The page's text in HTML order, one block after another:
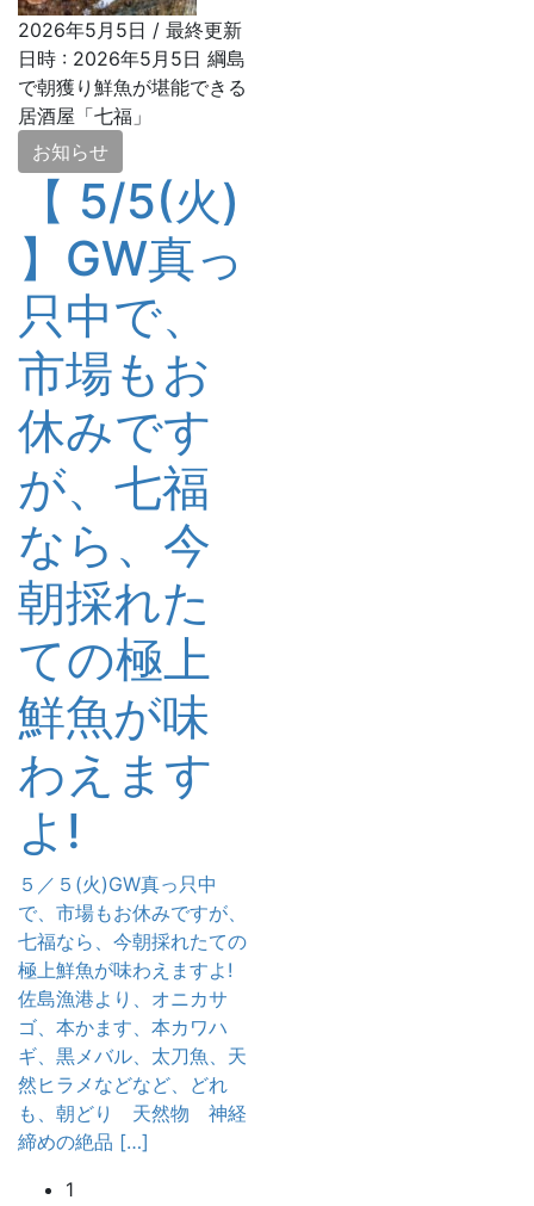
2026年5月5日 / 最終更新
日時 : 2026年5月5日 綱島
で朝獲り鮮魚が堪能できる
居酒屋「七福」
お知らせ
【 5/5(火)
】GW真っ
只中で、
市場もお
休みです
が、七福
なら、今
朝採れた
ての極上
鮮魚が味
わえます
よ!
５／５(火)GW真っ只中
で、市場もお休みですが、
七福なら、今朝採れたての
極上鮮魚が味わえますよ!
佐島漁港より、オニカサ
ゴ、本かます、本カワハ
ギ、黒メバル、太刀魚、天
然ヒラメなどなど、どれ
も、朝どり 天然物 神経
締めの絶品 […]
投
固
1